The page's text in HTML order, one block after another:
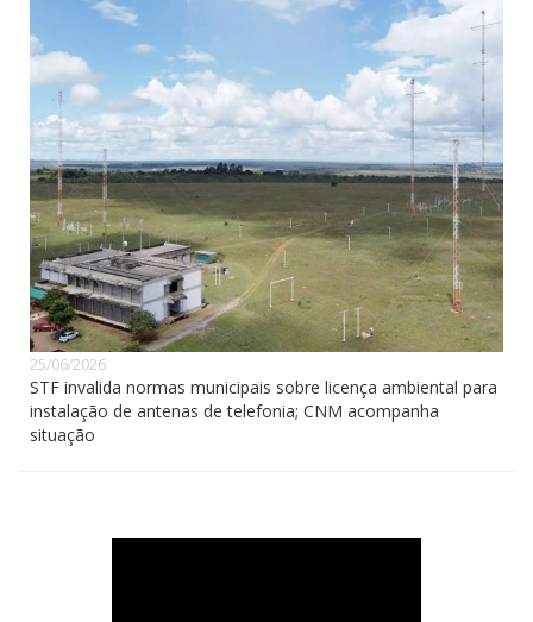
25/06/2026
STF invalida normas municipais sobre licença ambiental para
instalação de antenas de telefonia; CNM acompanha
situação